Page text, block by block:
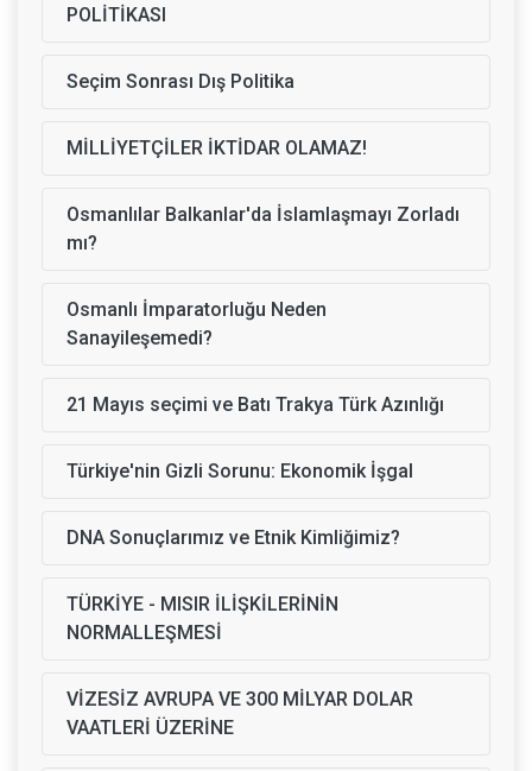
POLİTİKASI
Seçim Sonrası Dış Politika
MİLLİYETÇİLER İKTİDAR OLAMAZ!
Osmanlılar Balkanlar'da İslamlaşmayı Zorladı
mı?
Osmanlı İmparatorluğu Neden
Sanayileşemedi?
21 Mayıs seçimi ve Batı Trakya Türk Azınlığı
Türkiye'nin Gizli Sorunu: Ekonomik İşgal
DNA Sonuçlarımız ve Etnik Kimliğimiz?
TÜRKİYE - MISIR İLİŞKİLERİNİN
NORMALLEŞMESİ
VİZESİZ AVRUPA VE 300 MİLYAR DOLAR
VAATLERİ ÜZERİNE